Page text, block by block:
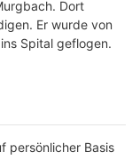
Dort
Er wurde von
Spital geflogen.